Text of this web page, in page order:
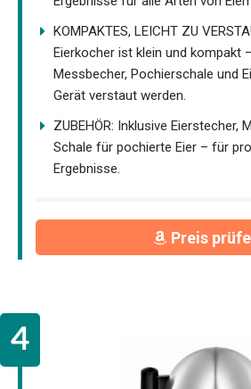
KOMPAKTES, LEICHT ZU
Eierkocher ist klein und kompakt
Messbecher, Pochierschale und
Gerät verstaut werden.
ZUBEHÖR: Inklusive Eierstecher,
Schale für pochierte Eier – für
Ergebnisse.
Preis